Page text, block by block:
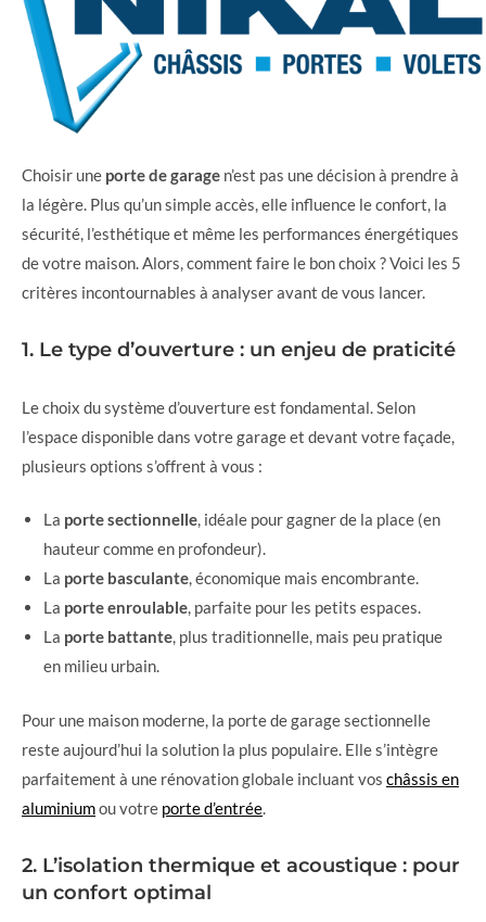
Choisir une porte de garage n’est pas une décision à prendre à
la légère. Plus qu’un simple accès, elle influence le confort, la
sécurité, l’esthétique et même les performances énergétiques
de votre maison. Alors, comment faire le bon choix ? Voici les 5
critères incontournables à analyser avant de vous lancer.
1. Le type d’ouverture : un enjeu de praticité
Le choix du système d’ouverture est fondamental. Selon
l’espace disponible dans votre garage et devant votre façade,
plusieurs options s’offrent à vous :
La porte sectionnelle, idéale pour gagner de la place (en
hauteur comme en profondeur).
La porte basculante, économique mais encombrante.
La porte enroulable, parfaite pour les petits espaces.
La porte battante, plus traditionnelle, mais peu pratique
en milieu urbain.
Pour une maison moderne, la porte de garage sectionnelle
reste aujourd’hui la solution la plus populaire. Elle s’intègre
parfaitement à une rénovation globale incluant vos châssis en
aluminiumou votre porte d’entrée.
2. L’isolation thermique et acoustique : pour
un confort optimal